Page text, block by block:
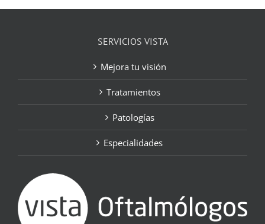
SERVICIOS VISTA
Mejora tu visión
Tratamientos
Patologías
Especialidades